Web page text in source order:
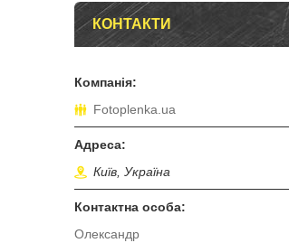
КОНТАКТИ
Fotoplenka.ua
Київ, Україна
Олександр